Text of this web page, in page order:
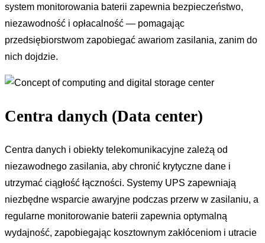
system monitorowania baterii zapewnia bezpieczeństwo,
niezawodność i opłacalność — pomagając
przedsiębiorstwom zapobiegać awariom zasilania, zanim do
nich dojdzie.
Centra danych (Data center)
Centra danych i obiekty telekomunikacyjne zależą od
niezawodnego zasilania, aby chronić krytyczne dane i
utrzymać ciągłość łączności. Systemy UPS zapewniają
niezbędne wsparcie awaryjne podczas przerw w zasilaniu, a
regularne monitorowanie baterii zapewnia optymalną
wydajność, zapobiegając kosztownym zakłóceniom i utracie